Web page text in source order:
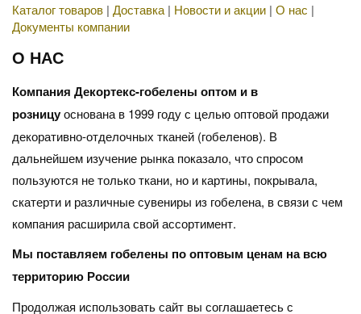
Каталог товаров | Доставка| Новости и акции | О нас |
Документы компании
О НАС
Компания Декортекс-гобелены оптом и в
розницуоснована в 1999 году с целью оптовой продажи
декоративно-отделочных тканей (гобеленов). В
дальнейшем изучение рынка показало, что спросом
пользуются не только ткани, но и картины, покрывала,
скатерти и различные сувениры из гобелена, в связи с чем
компания расширила свой ассортимент.
Мы поставляем гобелены по оптовым ценам на всю
территорию России
Продолжая использовать сайт вы соглашаетесь с